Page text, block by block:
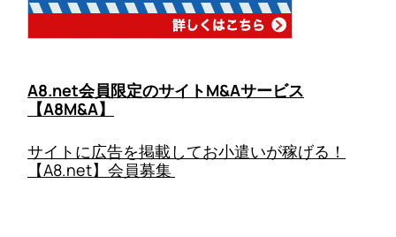
A8.net会員限定のサイトM&Aサービス
【A8M&A】
サイトに広告を掲載してお小遣いが稼げる！
【A8.net】会員募集